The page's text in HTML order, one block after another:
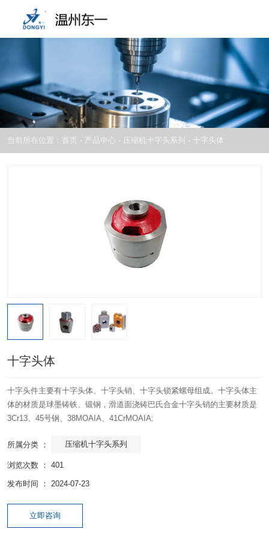
当前所在位置：首页 - 产品中心 - 压缩机十字头系列 - 十字头体
十字头体
十字头件主要有十字头体、十字头销、十字头锁紧螺母组成。十字头体主
体的材质是球墨铸铁、锻钢，滑道面浇铸巴氏合金十字头销的主要材质是
3Cr13、45号钢、38MOAIA、41CrMOAIA:
所属分类 ： 压缩机十字头系列
浏览次数 ： 401
发布时间 ： 2024-07-23
立即咨询